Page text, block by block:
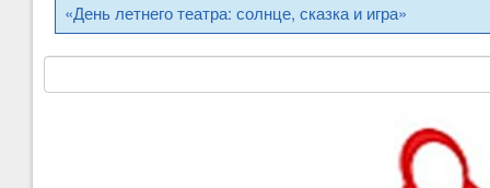
«День летнего театра: солнце, сказка и игра»